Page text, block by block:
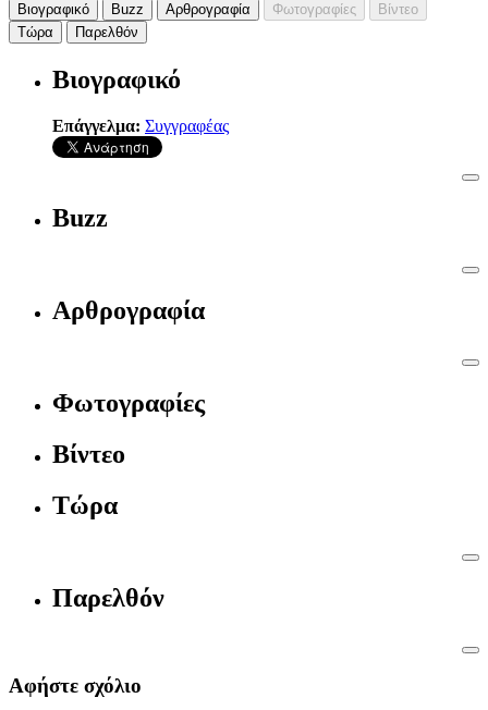
Βιογραφικό Buzz Αρθρογραφία Φωτογραφίες
Βίντεο
Τώρα
Παρελθόν
Βιογραφικό
Επάγγελμα: Συγγραφέας
Buzz
Αρθρογραφία
Φωτογραφίες
Βίντεο
Τώρα
Παρελθόν
Αφήστε σχόλιο